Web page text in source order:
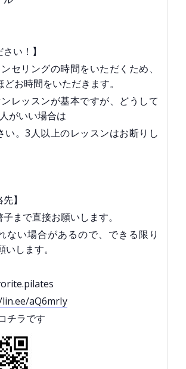
い！】
セリングの時間をいただくため、
お時間をいただきます。
レッスンが基本ですが、どうして
がいい場合は
い。3人以上のレッスンはお断りし
】
まで直接お願いします。
ない場合があるので、できる限り
します。
aQ6mrIy
チラです